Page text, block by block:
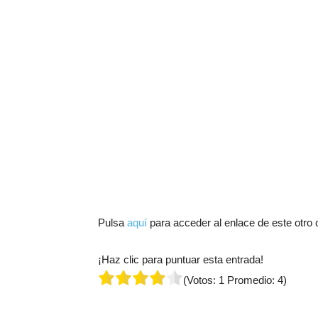
Pulsa aquí para acceder al enlace de este otro
¡Haz clic para puntuar esta entrada!
(Votos: 1 Promedio: 4)